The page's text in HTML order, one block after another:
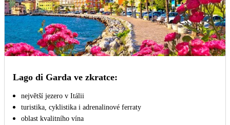
Lago di Garda ve zkratce:
největší jezero v Itálii
turistika, cyklistika i adrenalinové ferraty
oblast kvalitního vína